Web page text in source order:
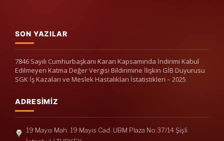
SON YAZILAR
7846 Sayılı Cumhurbaşkanı Kararı Kapsamında İndirimi Kabul
Edilmeyen Katma Değer Vergisi Bildirimine İlişkin GİB Duyurusu
SGK İş Kazaları ve Meslek Hastalıkları İstatistikleri – 2025
ADRESIMIZ
19 Mayıs Mah. 19 Mayıs Cad. UBM Plaza No:37/14 Şişli